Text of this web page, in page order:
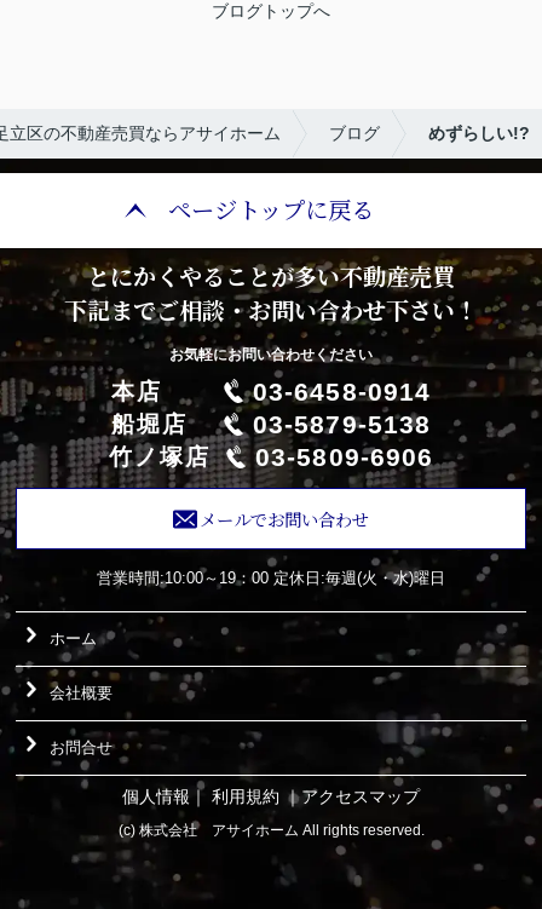
ブログトップへ
立区の不動産売買ならアサイホーム ブログ めずらしい!?
ページトップに戻る
とにかくやることが多い不動産売買
下記までご相談・お問い合わせ下さい！
お気軽にお問い合わせください
本店 03-6458-0914
船堀店 03-5879-5138
竹ノ塚店 03-5809-6906
メールでお問い合わせ
営業時間:10:00～19：00 定休日:毎週(火・水)曜日
ホーム
会社概要
お問合せ
個人情報 ｜ 利用規約 ｜アクセスマップ
(c) 株式会社 アサイホーム All rights reserved.